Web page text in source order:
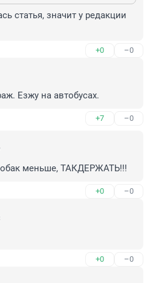
статья, значит у редакции
+0 –0
Езжу на автобусах.
+7 –0
меньше, ТАКДЕРЖАТЬ!!!
+0 –0
+0 –0